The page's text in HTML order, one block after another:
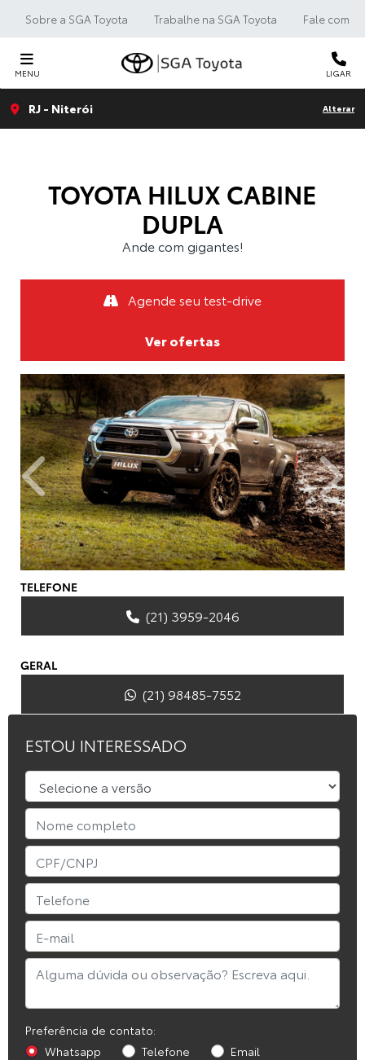
Sobre a SGA Toyota Trabalhe na SGA Toyota Fale com a
MENU LIGAR
RJ - Niterói Alterar
TOYOTA HILUX CABINE
DUPLA
Ande com gigantes!
Agende seu test-drive
Ver ofertas
ESTOU INTERESSADO
Preferência de contato:
Whatsapp
Telefone Email
Anterior
TELEFONE
(21) 3959-2046
GERAL
(21) 98485-7552